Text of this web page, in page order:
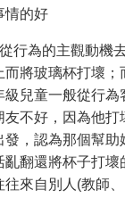
情的好
行為的主觀動機
將玻璃杯打壞
兒童一般從行
不好，因為他
，認為那個幫
翻還將杯子打
來自別人(教師